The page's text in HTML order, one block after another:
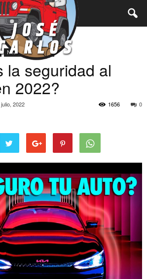
Notas Seguridad
la seguridad al
2022?
2022 0
1656